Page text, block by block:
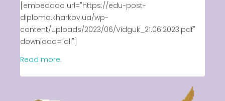
[embeddoc url="https://edu-post-
diploma.kharkov.ua/wp-
content/uploads/2023/06/Vidguk_21.06.2023.pdf"
download="all"]
Read more.